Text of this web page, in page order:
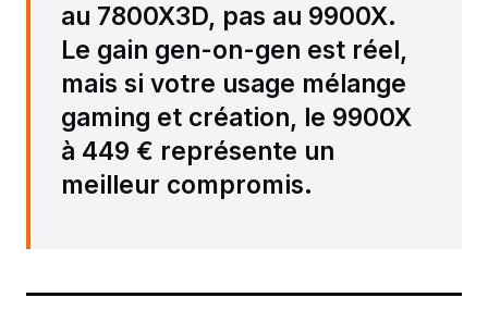
au 7800X3D, pas au 9900X.
Le gain gen-on-gen est réel,
mais si votre usage mélange
gaming et création, le 9900X
à 449 € représente un
meilleur compromis.